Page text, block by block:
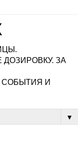
ЗА
СОБЫТИЯ И
▼